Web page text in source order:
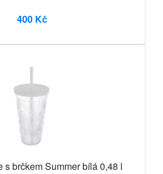
400 Kč
s brčkem Summer bílá 0,48 l